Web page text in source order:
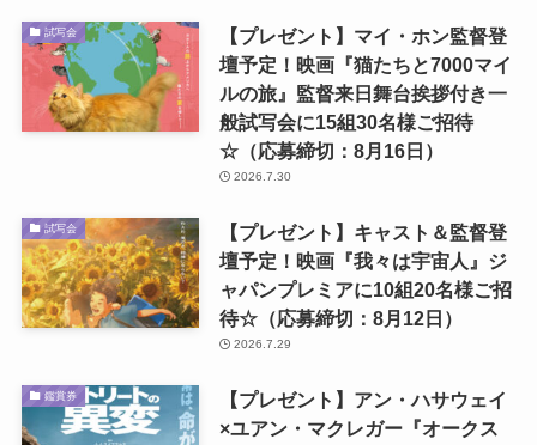
試写会
【プレゼント】マイ・ホン監督登
壇予定！映画『猫たちと7000マイ
ルの旅』監督来日舞台挨拶付き一
般試写会に15組30名様ご招待
☆（応募締切：8月16日）
2026.7.30
試写会
【プレゼント】キャスト＆監督登
壇予定！映画『我々は宇宙人』ジ
ャパンプレミアに10組20名様ご招
待☆（応募締切：8月12日）
2026.7.29
鑑賞券
【プレゼント】アン・ハサウェイ
×ユアン・マクレガー『オークス